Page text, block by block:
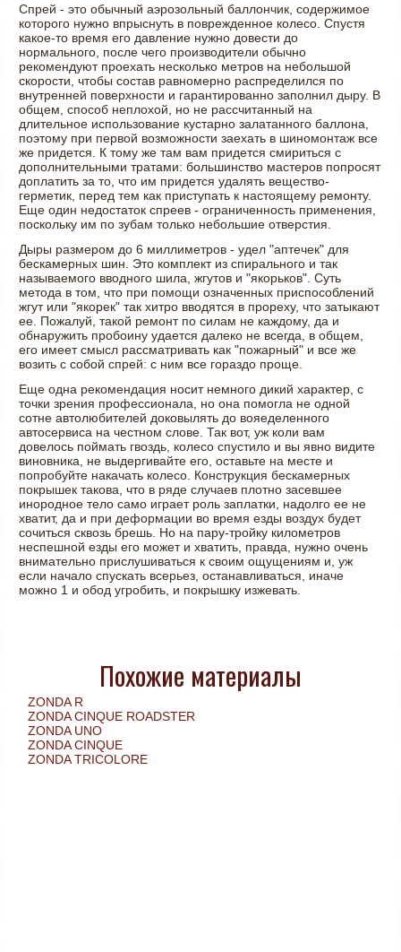
Спрей - это обычный аэрозольный баллончик, содержимое
которого нужно впрыснуть в поврежденное колесо. Спустя
какое-то время его давление нужно довести до
нормального, после чего производители обычно
рекомендуют проехать несколько метров на небольшой
скорости, чтобы состав равномерно распределился по
внутренней поверхности и гарантированно заполнил дыру. В
общем, способ неплохой, но не рассчитанный на
длительное использование кустарно залатанного баллона,
поэтому при первой возможности заехать в шиномонтаж все
же придется. К тому же там вам придется смириться с
дополнительными тратами: большинство мастеров попросят
доплатить за то, что им придется удалять вещество-
герметик, перед тем как приступать к настоящему ремонту.
Еще один недостаток спреев - ограниченность применения,
поскольку им по зубам только небольшие отверстия.
Дыры размером до 6 миллиметров - удел "аптечек" для
бескамерных шин. Это комплект из спирального и так
называемого вводного шила, жгутов и "якорьков". Суть
метода в том, что при помощи означенных приспособлений
жгут или "якорек" так хитро вводятся в прореху, что затыкают
ее. Пожалуй, такой ремонт по силам не каждому, да и
обнаружить пробоину удается далеко не всегда, в общем,
его имеет смысл рассматривать как "пожарный" и все же
возить с собой спрей: с ним все гораздо проще.
Еще одна рекомендация носит немного дикий характер, с
точки зрения профессионала, но она помогла не одной
сотне автолюбителей доковылять до вояеделенного
автосервиса на честном слове. Так вот, уж коли вам
довелось поймать гвоздь, колесо спустило и вы явно видите
виновника, не выдергивайте его, оставьте на месте и
попробуйте накачать колесо. Конструкция бескамерных
покрышек такова, что в ряде случаев плотно засевшее
инородное тело само играет роль заплатки, надолго ее не
хватит, да и при деформации во время езды воздух будет
сочиться сквозь брешь. Но на пару-тройку километров
неспешной езды его может и хватить, правда, нужно очень
внимательно прислушиваться к своим ощущениям и, уж
если начало спускать всерьез, останавливаться, иначе
можно 1 и обод угробить, и покрышку изжевать.
Похожие материалы
ZONDA R
ZONDA CINQUE ROADSTER
ZONDA UNO
ZONDA CINQUE
ZONDA TRICOLORE